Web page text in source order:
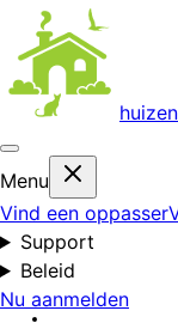
Menu
Vind een oppasser
Support
Beleid
Nu aanmelden